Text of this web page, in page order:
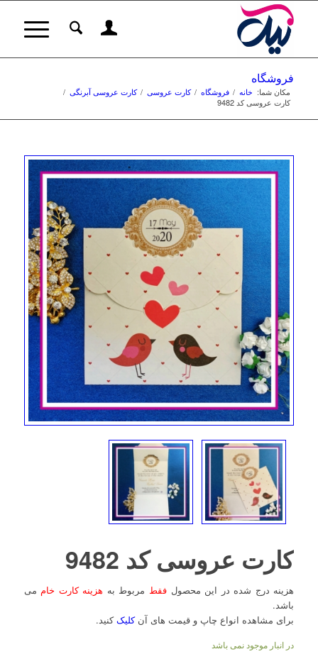
فروشگاه
مکان شما: خانه / فروشگاه / کارت‌ عروسی / کارت عروسی آبرنگی /
کارت عروسی کد 9482
کارت عروسی کد 9482
هزینه درج شده در این محصول فقط مربوط به هزینه کارت خام می
باشد.
برای مشاهده انواع چاپ و قیمت های آنکلیککنید.
در انبار موجود نمی باشد